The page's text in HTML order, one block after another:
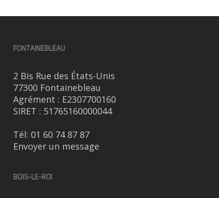
FONTAINEBLEAU
2 Bis Rue des États-Unis
77300 Fontainebleau
Agrément : E2307700160
SIRET : 51765160000044
Tél: 01 60 74 87 87
Envoyer un message
BOIS-LE-ROI